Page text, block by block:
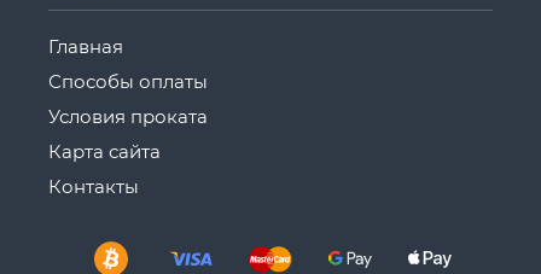
Главная
Способы оплаты
Условия проката
Карта сайта
Контакты